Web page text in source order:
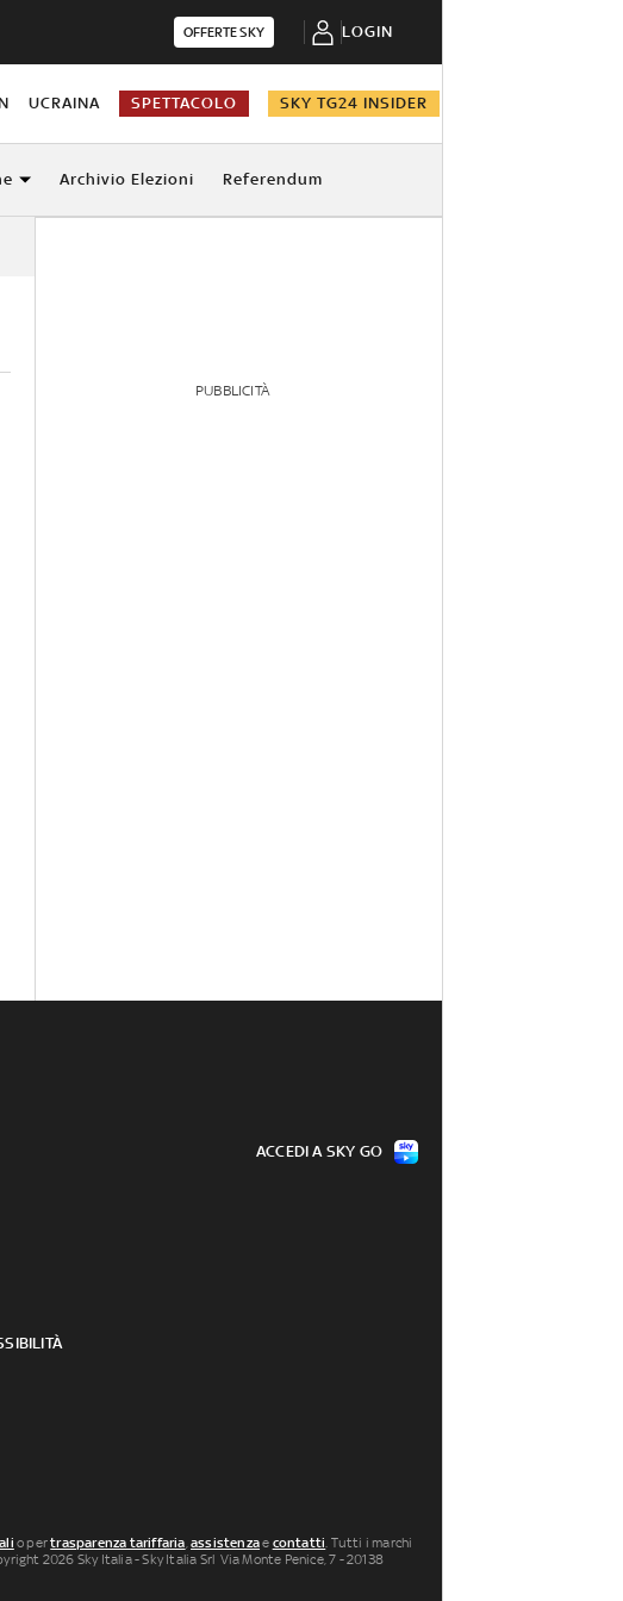
OFFERTE SKY LOGIN
UCRAINA SPETTACOLO SKY TG24 INSIDER
Archivio Elezioni Referendum
PUBBLICITÀ
ACCEDI A SKY GO
o pertrasparenza tariffaria,assistenzae contatti. Tutti i marchi
2026 Sky Italia - Sky Italia Srl Via Monte Penice, 7 - 20138